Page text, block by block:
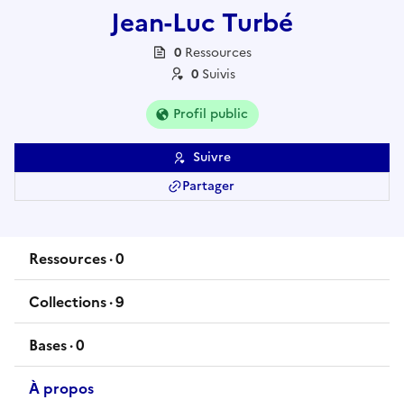
Jean-Luc Turbé
0 Ressources
0 Suivis
Profil public
Suivre
Partager
Ressources·0
ressources
Collections·9
collections
Bases·0
bases
À propos